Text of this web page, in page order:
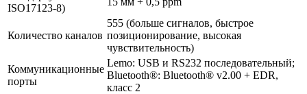
ISO17123-8)
Количество каналов
555 (больше сигналов, быстрое
позиционирование, высокая
чувствительность)
Коммуникационные
порты
Lemo: USB и RS232 последовательный;
Bluetooth®: Bluetooth® v2.00 + EDR,
класс 2